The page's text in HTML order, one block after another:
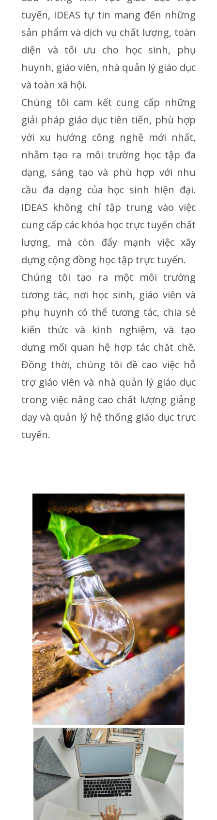
tuyến, IDEAS tự tin mang đến những
sản phẩm và dịch vụ chất lượng, toàn
diện và tối ưu cho học sinh, phụ
huynh, giáo viên, nhà quản lý giáo dục
và toàn xã hội.
Chúng tôi cam kết cung cấp những
giải pháp giáo dục tiên tiến, phù hợp
với xu hướng công nghệ mới nhất,
nhằm tạo ra môi trường học tập đa
dạng, sáng tạo và phù hợp với nhu
cầu đa dạng của học sinh hiện đại.
IDEAS không chỉ tập trung vào việc
cung cấp các khóa học trực tuyến chất
lượng, mà còn đẩy mạnh việc xây
dựng cộng đồng học tập trực tuyến.
Chúng tôi tạo ra một môi trường
tương tác, nơi học sinh, giáo viên và
phụ huynh có thể tương tác, chia sẻ
kiến thức và kinh nghiệm, và tạo
dựng mối quan hệ hợp tác chặt chẽ.
Đồng thời, chúng tôi đề cao việc hỗ
trợ giáo viên và nhà quản lý giáo dục
trong việc nâng cao chất lượng giảng
dạy và quản lý hệ thống giáo dục trực
tuyến.